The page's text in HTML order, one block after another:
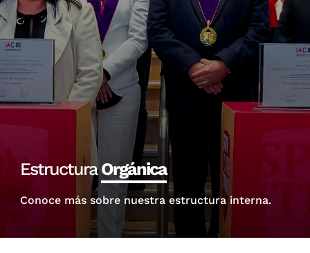
EstructuraOrgánica
Conoce más sobre nuestra estructura interna.